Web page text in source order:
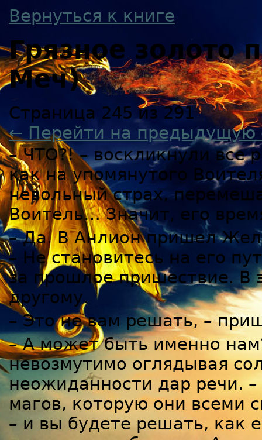
Вернуться к книге
Грязное
Меч)
Страница 245 из 291
← Перейти на предыдущую
– ЧТО?! – воскликнули все
как на упомянутого
невольный страх,
Воитель… Значит, его
– Да. В Анлион пришел
– Не становитесь на его
за прошлое пришествие. В
другому.
– Это не вам решать, –
– А может быть именно
невозмутимо оглядывая
неожиданности дар речи.
магов, которую они всеми
– и вы будете решать, как